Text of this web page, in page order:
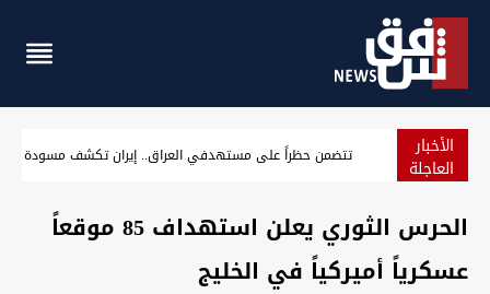
الأخبار
العاجلة بغداد.. اجتماع أمني موسع لتطبيق توجيهات الزيدي ورفع الجاهزية
الحرس الثوري يعلن استهداف 85 موقعاً
عسكرياً أميركياً في الخليج